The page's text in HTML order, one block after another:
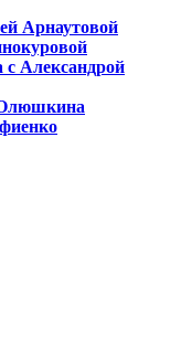
Арнаутовой
с Александрой